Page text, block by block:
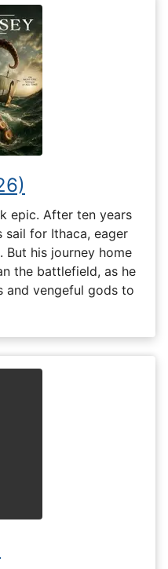
epic. After ten years
sail for Ithaca, eager
his journey home
the battlefield, as he
and vengeful gods to